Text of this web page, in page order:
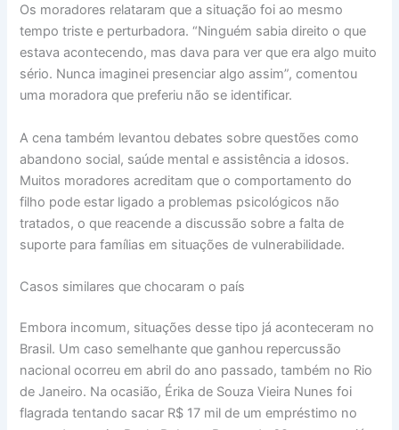
Os moradores relataram que a situação foi ao mesmo
tempo triste e perturbadora. “Ninguém sabia direito o que
estava acontecendo, mas dava para ver que era algo muito
sério. Nunca imaginei presenciar algo assim”, comentou
uma moradora que preferiu não se identificar.
A cena também levantou debates sobre questões como
abandono social, saúde mental e assistência a idosos.
Muitos moradores acreditam que o comportamento do
filho pode estar ligado a problemas psicológicos não
tratados, o que reacende a discussão sobre a falta de
suporte para famílias em situações de vulnerabilidade.
Casos similares que chocaram o país
Embora incomum, situações desse tipo já aconteceram no
Brasil. Um caso semelhante que ganhou repercussão
nacional ocorreu em abril do ano passado, também no Rio
de Janeiro. Na ocasião, Érika de Souza Vieira Nunes foi
flagrada tentando sacar R$ 17 mil de um empréstimo no